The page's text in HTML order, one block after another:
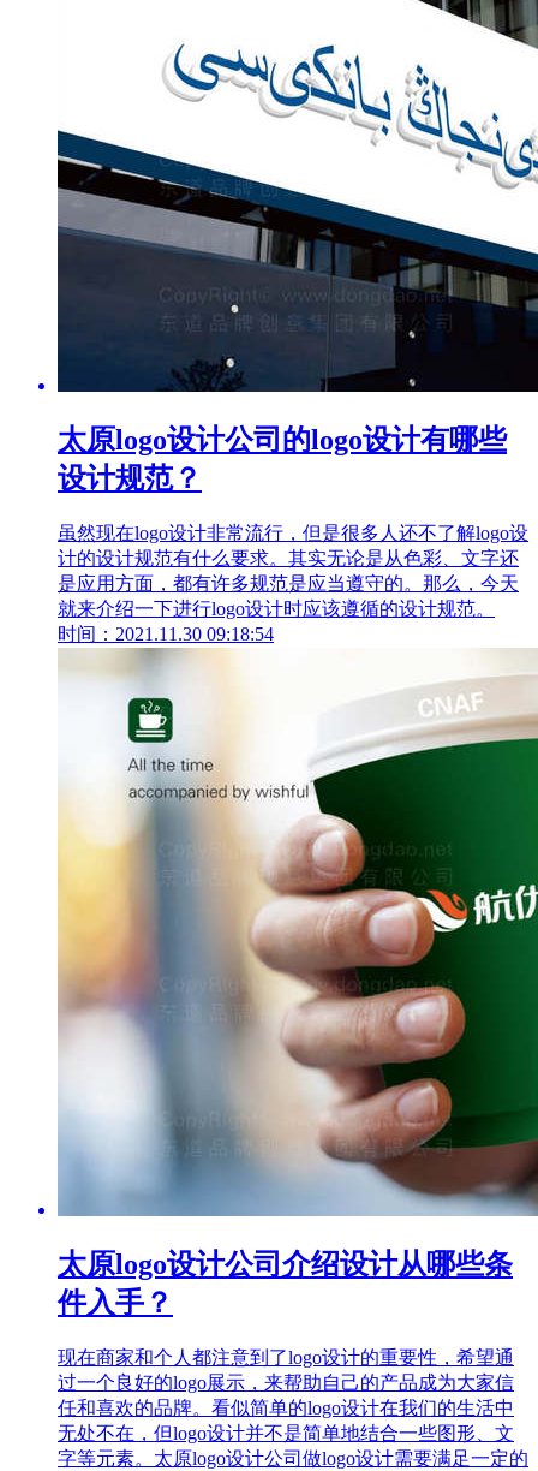
太原logo设计公司的logo设计有哪些
设计规范？
虽然现在logo设计非常流行，但是很多人还不了解logo设
计的设计规范有什么要求。其实无论是从色彩、文字还
是应用方面，都有许多规范是应当遵守的。那么，今天
就来介绍一下进行logo设计时应该遵循的设计规范。
时间：2021.11.30 09:18:54
太原logo设计公司介绍设计从哪些条
件入手？
现在商家和个人都注意到了logo设计的重要性，希望通
过一个良好的logo展示，来帮助自己的产品成为大家信
任和喜欢的品牌。看似简单的logo设计在我们的生活中
无处不在，但logo设计并不是简单地结合一些图形、文
字等元素。太原logo设计公司做logo设计需要满足一定的